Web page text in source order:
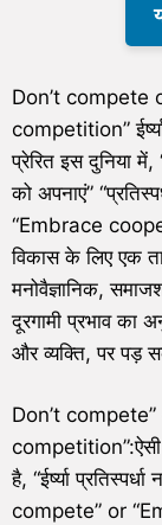
Don’t compete
competition”
प्रेरित इस दुनिया में,
को अपनाएं”
“Embrace
विकास के लिए एक
मनोवैज्ञानिक,
दूरगामी प्रभाव
और व्यक्ति, पर पड़
Don’t
competition”:ऐसी
है, “ईर्ष्या
compete” or